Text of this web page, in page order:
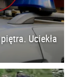
Uciekła